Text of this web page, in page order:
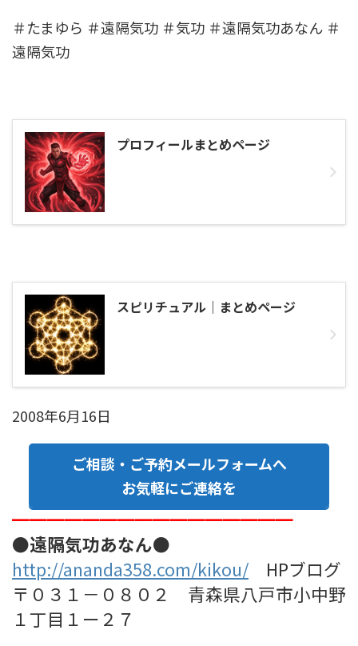
＃たまゆら ＃遠隔気功 ＃気功 ＃遠隔気功あなん ＃
遠隔気功
プロフィールまとめページ
スピリチュアル｜まとめページ
2008年6月16日
ご相談・ご予約メールフォームへ
お気軽にご連絡を
━━━━━━━━━━━━━━━━
●遠隔気功あなん●
http://ananda358.com/kikou/ HPブログ
〒０３１－０８０２ 青森県八戸市小中野
１丁目１ー２７